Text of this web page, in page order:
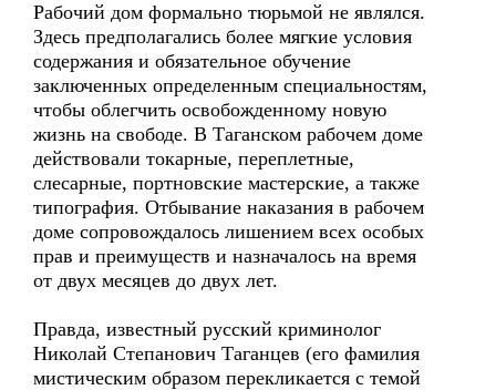
Рабочий дом формально тюрьмой не являлся.
Здесь предполагались более мягкие условия
содержания и обязательное обучение
заключенных определенным специальностям,
чтобы облегчить освобожденному новую
жизнь на свободе. В Таганском рабочем доме
действовали токарные, переплетные,
слесарные, портновские мастерские, а также
типография. Отбывание наказания в рабочем
доме сопровождалось лишением всех особых
прав и преимуществ и назначалось на время
от двух месяцев до двух лет.
Правда, известный русский криминолог
Николай Степанович Таганцев (его фамилия
мистическим образом перекликается с темой